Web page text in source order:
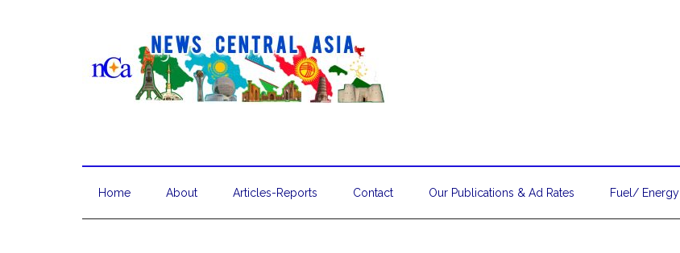
Home About Articles-Reports Contact Our Publications & Ad Rates Fuel/ Energy